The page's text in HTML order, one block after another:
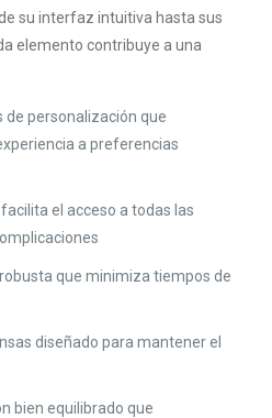
su interfaz intuitiva hasta sus
elemento contribuye a una
de personalización que
a preferencias
el acceso a todas las
que minimiza tiempos de
diseñado para mantener el
bien equilibrado que